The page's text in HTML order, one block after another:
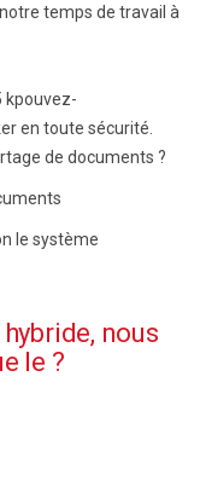
temps de travail à
kpouvez-
en toute sécurité.
de documents ?
le système
nous
le ?